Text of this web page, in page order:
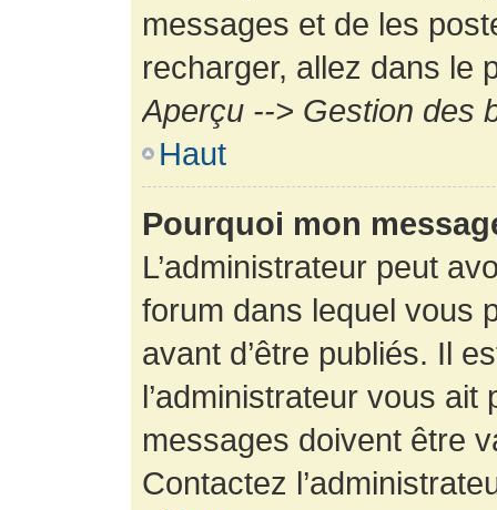
messages et de les
recharger, allez dans le
Aperçu --> Gestion des
Haut
Pourquoi mon
L’administrateur peut
forum dans lequel vous
avant d’être publiés. Il
l’administrateur vous
messages doivent être
Contactez